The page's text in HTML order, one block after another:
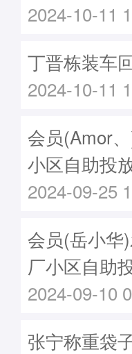
2024-10-11
丁晋栋装车
2024-10-11
会员(Amor
小区自助投
2024-09-25
会员(岳小华
厂小区自助
2024-09-10
张宁称重袋